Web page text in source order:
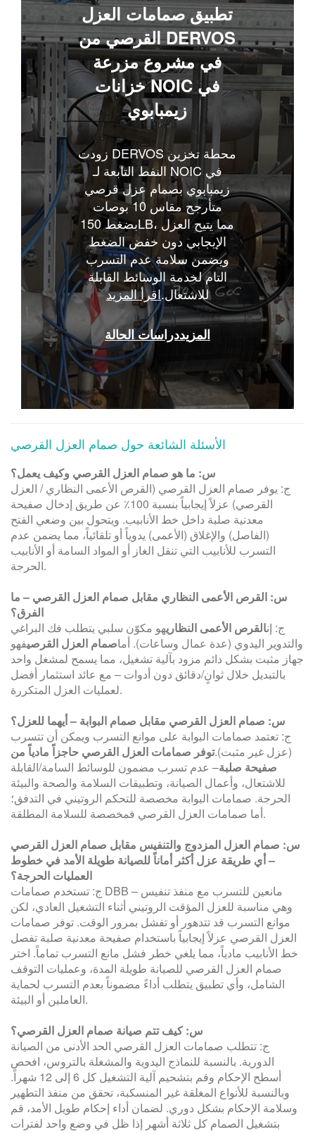
تطبيق صمامات العزل
القرصي من DERVOS
في مشروع مزرعة
خزانات NOIC في
زيمبابوي
زودت DERVOS محطة تخزين
النفط التابعة لـ NOIC في
زيمبابوي بصمام عزل قرصي
متأرجح مقاس 10 بوصات
بضغط 150LB، مما يتيح العزل
الإيجابي دون خفض الضغط
ويضمن سلامة عدم التسرب
التام لخدمة الوسائط القابلة
للاشتعال.اقرأ المزيد
المزيددراسات الحالة
الأسئلة الشائعة حول صمام العزل القرصي
س: ما هو صمام العزل القرصي وكيف يعمل؟
ج: يوفر صمام العزل القرصي (القرص الأعمى النظاري / العزل
القرصي) عزلاً إيجابياً بنسبة 100٪ عن طريق إدخال صفيحة
معدنية صلبة داخل خط الأنابيب. ويتحول بين وضعي الفتح
(الفاصل) والإغلاق (الأعمى) يدوياً أو تلقائياً، مما يضمن عدم
التسرب للأنابيب التي تنقل الغاز أو المواد السامة أو الأنابيب
الحرجة.
س: القرص الأعمى النظاري مقابل صمام العزل القرصي – ما
الفرق؟
ج: إنالقرص الأعمى النظاريهو مكوّن سلبي يتطلب فك البراغي
والتدوير اليدوي (عدة عمال وساعات). أماصمام العزل القرصيفهو
جهاز مثبت بشكل دائم مزود بآلية تشغيل، مما يسمح لمشغل واحد
بالتبديل خلال ثوانٍ/دقائق دون أدوات – مع عائد استثمار أفضل
لعمليات العزل المتكررة.
س: صمام العزل القرصي مقابل صمام البوابة – أيهما للعزل؟
ج: تعتمد صمامات البوابة على موانع التسرب ويمكن أن تتسرب
(عزل غير مثبت).توفر صمامات العزل القرصي حاجزاً مادياً من
صفيحة صلبة– عدم تسرب مضمون للوسائط السامة/القابلة
للاشتعال، وأعمال الصيانة، وتطبيقات السلامة والصحة والبيئة
الحرجة. صمامات البوابة مخصصة للتحكم الروتيني في التدفق؛
أما صمامات العزل القرصي فمخصصة للسلامة المطلقة.
س: صمام العزل المزدوج والتنفيس مقابل صمام العزل القرصي
– أي طريقة عزل أكثر أماناً للصيانة طويلة الأمد في خطوط
العمليات الحرجة؟
ج: تستخدم صمامات DBB مانعين للتسرب مع منفذ تنفيس –
وهي مناسبة للعزل المؤقت الروتيني أثناء التشغيل العادي، لكن
موانع التسرب قد تتدهور أو تفشل بمرور الوقت. توفر صمامات
العزل القرصي عزلاً إيجابياً باستخدام صفيحة معدنية صلبة تفصل
خط الأنابيب مادياً، مما يلغي خطر فشل مانع التسرب تماماً. اختر
صمام العزل القرصي للصيانة طويلة المدة، وعمليات التوقف
الشامل، وأي تطبيق يتطلب أداءً مضموناً بعدم التسرب لحماية
العاملين أو البيئة.
س: كيف تتم صيانة صمام العزل القرصي؟
ج: تتطلب صمامات العزل القرصي الحد الأدنى من الصيانة
الدورية. بالنسبة للنماذج اليدوية والمشغلة بالتروس، افحص
أسطح الإحكام وقم بتشحيم آلية التشغيل كل 6 إلى 12 شهراً.
وبالنسبة للأنواع المغلقة غير المنسكبة، تحقق من منفذ التطهير
وسلامة الإحكام بشكل دوري. لضمان أداء إحكام طويل الأمد، قم
بتشغيل الصمام كل ثلاثة أشهر إذا ظل في وضع واحد لفترات